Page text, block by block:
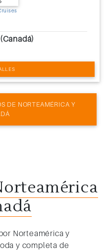
DE NORTEAMÉRICA Y
Norteamérica y
y completa de